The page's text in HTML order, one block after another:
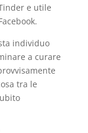
e utile
individuo
a curare
tra le